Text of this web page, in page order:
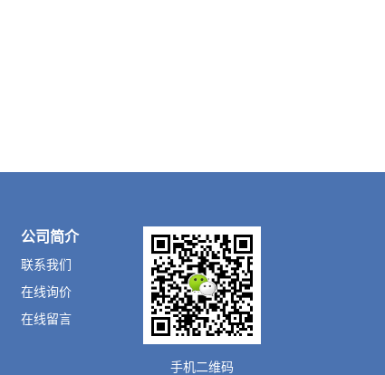
公司简介
联系我们
在线询价
在线留言
手机二维码